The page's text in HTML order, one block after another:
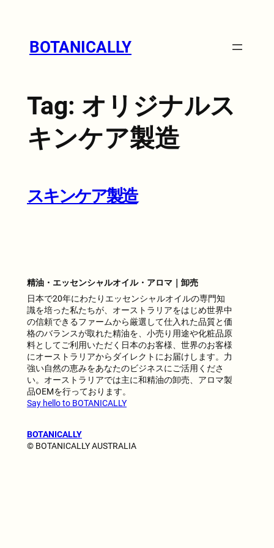
contentBOTANICALLY
Tag: オリジナルス
キンケア製造
スキンケア製造
精油・エッセンシャルオイル・アロマ｜卸売
日本で20年にわたりエッセンシャルオイルの専門知
識を培った私たちが、オーストラリアをはじめ世界中
の信頼できるファームから厳選して仕入れた品質と価
格のバランスが取れた精油を、小売り用途や化粧品原
料としてご利用いただく日本のお客様、世界のお客様
にオーストラリアからダイレクトにお届けします。力
強い自然の恵みをあなたのビジネスにご活用くださ
い。オーストラリアでは主に和精油の卸売、アロマ製
品OEMを行っております。
Say hello to BOTANICALLY
BOTANICALLY
© BOTANICALLY AUSTRALIA